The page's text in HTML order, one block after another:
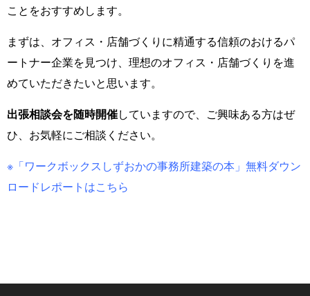
ことをおすすめします。
まずは、オフィス・店舗づくりに精通する信頼のおけるパ
ートナー企業を見つけ、理想のオフィス・店舗づくりを進
めていただきたいと思います。
出張相談会を随時開催していますので、ご興味ある方はぜ
ひ、お気軽にご相談ください。
※「ワークボックスしずおかの事務所建築の本」無料ダウン
ロードレポートはこちら